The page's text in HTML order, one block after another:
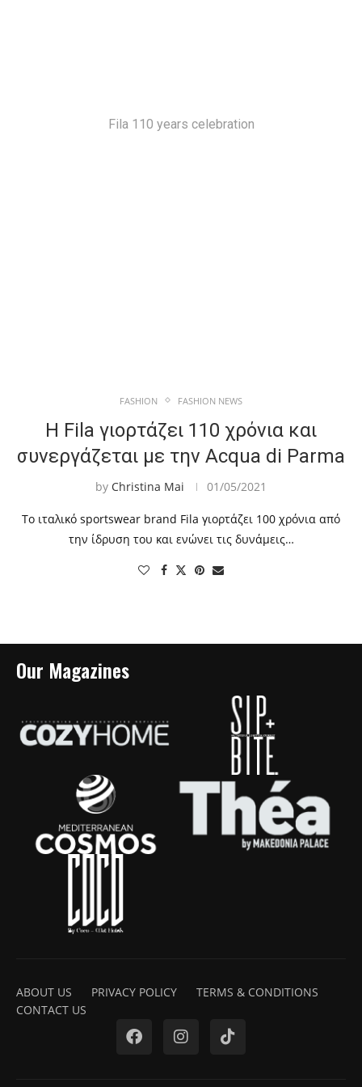
Fila 110 years celebration
FASHION FASHION NEWS
Η Fila γιορτάζει 110 χρόνια και
συνεργάζεται με την Acqua di Parma
by Christina Mai 01/05/2021
Το ιταλικό sportswear brand Fila γιορτάζει 100 χρόνια από
την ίδρυση του και ενώνει τις δυνάμεις…
Our Magazines
ABOUT US PRIVACY POLICY
TERMS & CONDITIONS
CONTACT US